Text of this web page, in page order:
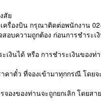
สัย
ครื่องบิน กรุณาติดต่อพนักงาน
บความถูกต้อง ก่อนการชำระเ
งินได้ หรือ การชำระเงินของท่
าตั๋ว ที่จองเข้ามาทุกกรณี โดย
องของท่านจะถูกยกเลิก โดยส